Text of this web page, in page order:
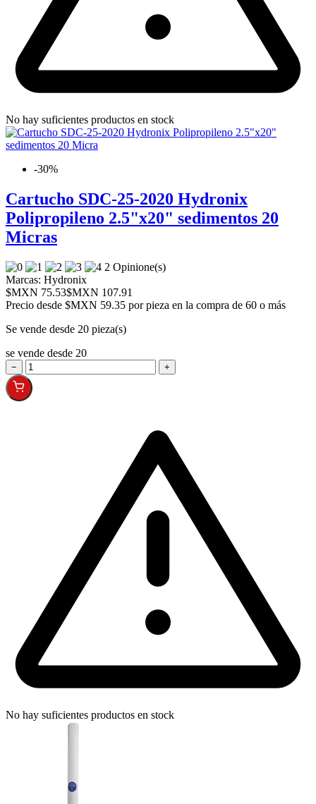
No hay suficientes productos en stock
-30%
Cartucho SDC-25-2020 Hydronix
Polipropileno 2.5"x20" sedimentos 20
Micras
2 Opinione(s)
Marcas: Hydronix
$MXN 75.53$MXN 107.91
Precio desde $MXN 59.35 por pieza en la compra de 60 o más
Se vende desde 20 pieza(s)
se vende desde 20
− +
No hay suficientes productos en stock